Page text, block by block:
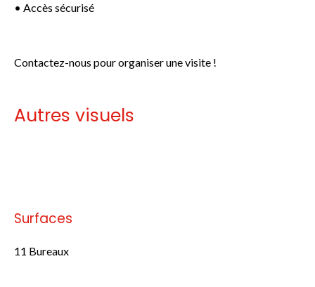
• Accès sécurisé
Contactez-nous pour organiser une visite !
Autres visuels
Surfaces
11 Bureaux